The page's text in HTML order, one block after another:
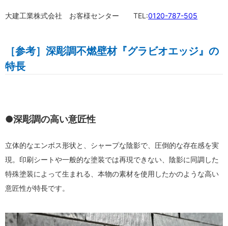
大建工業株式会社 お客様センター TEL:0120-787-505
［参考］深彫調不燃壁材『グラビオエッジ』の
特長
●深彫調の高い意匠性
立体的なエンボス形状と、シャープな陰影で、圧倒的な存在感を実
現。印刷シートや一般的な塗装では再現できない、陰影に同調した
特殊塗装によって生まれる、本物の素材を使用したかのような高い
意匠性が特長です。